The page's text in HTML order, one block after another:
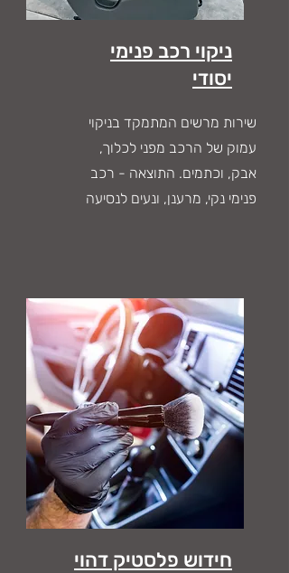
ניקוי רכב פנימי
יסודי
שירות מרשים המתמקד בניקוי
עמוק של הרכב מפני לכלוך,
אבק, וכתמים. התוצאה - רכב
פנימי נקי, מרענן, ונעים לנסיעה
חידוש פלסטיק דהוי